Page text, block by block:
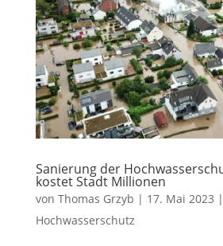
Sanierung der
kostet Stadt Millionen
von Thomas Grzyb | 17. Mai 2023 |
Hochwasserschutz